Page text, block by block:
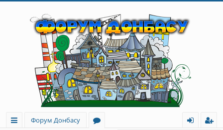
Форум Донбасу